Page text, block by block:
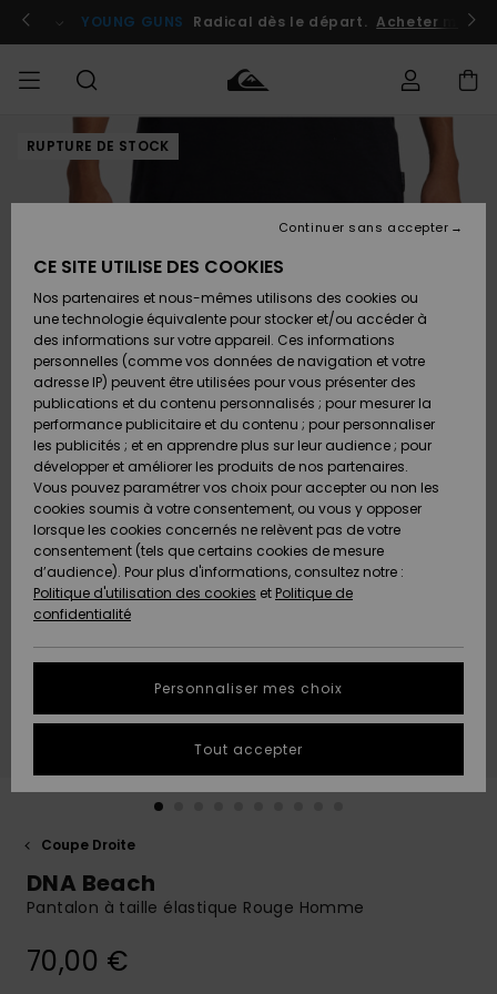
l'information
le
Se connecter / s'inscrire
YOUNG GUNS Radical dès le départ. Acheter
HOMME Vêtements
Chaussures
& Tongs
Surf
Snow
Nouveautés
A
Découvrir
Vêtements
Chaussures
& Tongs
Surf
Snow
Nouveautés
A
Découvrir
FEMME
Shop
A
Découvrir
Snow
SURF
Surf
Surf
Shop
Enfant
Highlights
Communauté
SNOW
Snow
Snow
Shop
Enfant
Snow
Shop
Femme
A
Découvrir
Communauté
OUTLET
Outlet
Enfant
Outlet
Femme
AIDE &
CONTACT
Accéder à
ma
Retours
Paiement
Carte
Cadeau
Quiksilver
Freedom
Protection
des
tailles
conversation
à votre
question.
MAGASINS
QUIKSILVER
RUPTURE DE STOCK
Coupe Droite
DNA Beach
Pantalon à taille élastique Rouge Homme
70,00 €
CE SITE UTILISE DES COOKIES
Nos partenaires et nous-mêmes utilisons des cookies ou
une technologie équivalente pour stocker et/ou accéder à
des informations sur votre appareil. Ces informations
personnelles (comme vos données de navigation et votre
adresse IP) peuvent être utilisées pour vous présenter des
publications et du contenu personnalisés ; pour mesurer la
performance publicitaire et du contenu ; pour personnaliser
les publicités ; et en apprendre plus sur leur audience ; pour
développer et améliorer les produits de nos partenaires.
Vous pouvez paramétrer vos choix pour accepter ou non les
cookies soumis à votre consentement, ou vous y opposer
lorsque les cookies concernés ne relèvent pas de votre
consentement (tels que certains cookies de mesure
d’audience). Pour plus d'informations, consultez notre :
Politique d'utilisation des cookies et Politique de
confidentialité
Personnaliser mes choix
Continuer sans accepter
Tout accepter